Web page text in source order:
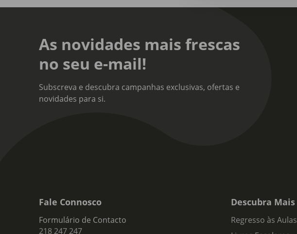
As novidades mais frescas
no seu e-mail!
Subscreva e descubra campanhas exclusivas, ofertas e
novidades para si.
Fale Connosco
Formulário de Contacto
218 247 247
Descubra Mais
Regresso às Aulas